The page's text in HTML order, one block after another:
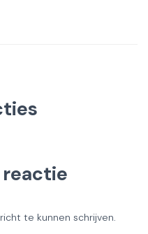
reactie
te kunnen schrijven.